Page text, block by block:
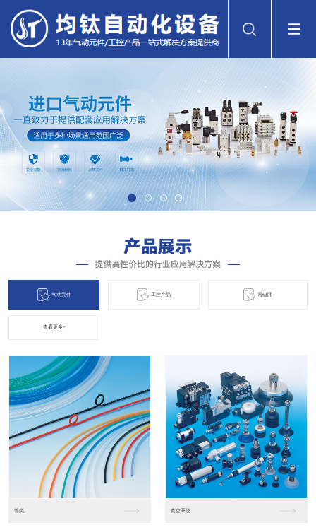
气动元件 工控产品 電磁閞
查看更多+
进口松下PLC2 进口松下PLC